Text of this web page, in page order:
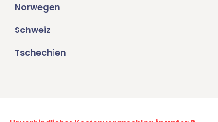
Norwegen
Schweiz
Tschechien